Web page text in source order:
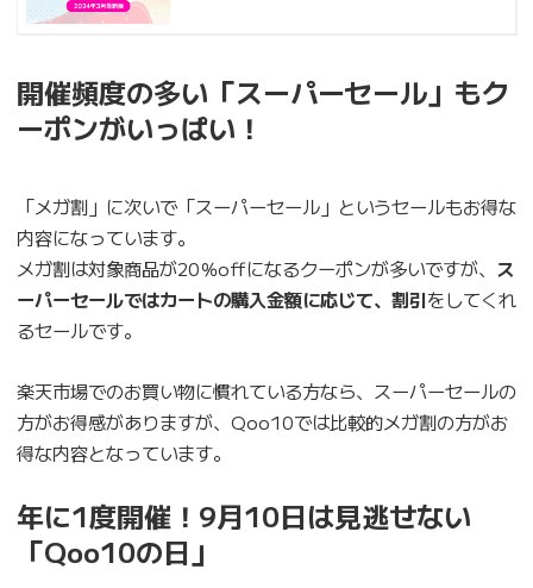
開催頻度の多い「スーパーセール」もク
ーポンがいっぱい！
「メガ割」に次いで「スーパーセール」というセールもお得な
内容になっています。
メガ割は対象商品が20％offになるクーポンが多いですが、 ス
ーパーセールではカートの購入金額に応じて、割引をしてくれ
るセールです。
楽天市場でのお買い物に慣れている方なら、スーパーセールの
方がお得感がありますが、Qoo10では比較的メガ割の方がお
得な内容となっています。
年に1度開催！9月10日は見逃せない
「Qoo10の日」